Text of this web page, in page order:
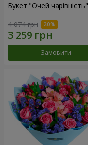
Букет "Очей чарівність"
4 074 грн
Замовити